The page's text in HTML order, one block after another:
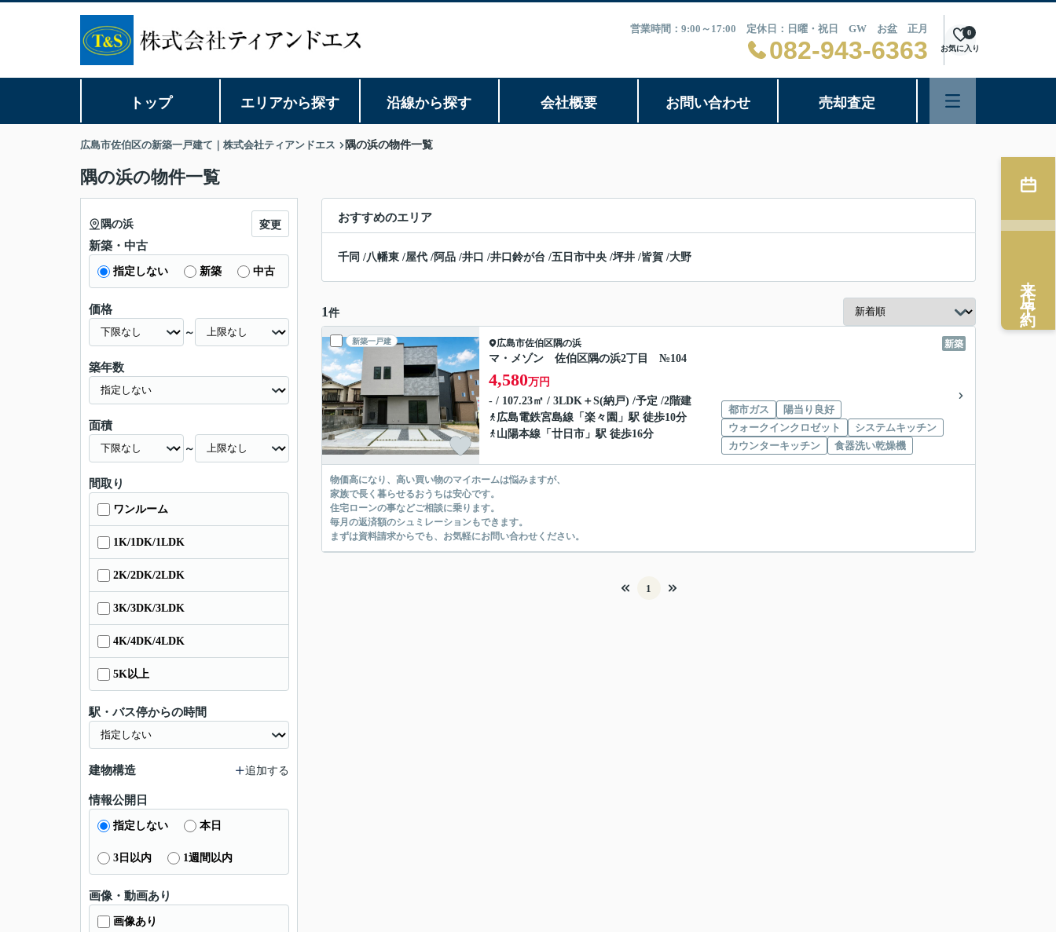
営業時間：9:00～17:00 定休日：日曜・祝日 GW お盆 正月
082-943-6363 お気に入り
0
トップ エリアから探す 沿線から探す 会社概要 お問い合わせ 売却査定
広島市佐伯区の新築一戸建て｜株式会社ティアンドエス 隅の浜の物件一覧
隅の浜の物件一覧
おすすめのエリア
千同 /八幡東 /屋代 /阿品 /井口 /井口鈴が台 /五日市中央 /坪井 /皆賀 /大野
1 件
新築一戸建 新築
広島市佐伯区隅の浜
マ・メゾン 佐伯区隅の浜2丁目 №104
4,580万円
- / 107.23㎡ / 3LDK＋S(納戸) /予定 /2階建
広島電鉄宮島線 「 楽々園 」駅 徒歩10分
山陽本線 「 廿日市 」駅 徒歩16分
都市ガス
陽当り良好
ウォークインクロゼット
システムキッチン
カウンターキッチン
食器洗い乾燥機
物価高になり、高い買い物のマイホームは悩みますが、
家族で長く暮らせるおうちは安心です。
住宅ローンの事などご相談に乗ります。
毎月の返済額のシュミレーションもできます。
まずは資料請求からでも、お気軽にお問い合わせください。
1
隅の浜 変更
新築・中古
指定しない 新築 中古
価格
～
築年数
面積
～
間取り
ワンルーム
1K/1DK/1LDK
2K/2DK/2LDK
3K/3DK/3LDK
4K/4DK/4LDK
5K以上
駅・バス停からの時間
建物構造 追加する
情報公開日
指定しない 本日
3日以内 1週間以内
画像・動画あり
画像あり
来店予約